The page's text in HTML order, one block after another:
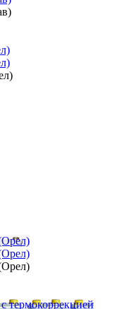
термокоррекцией